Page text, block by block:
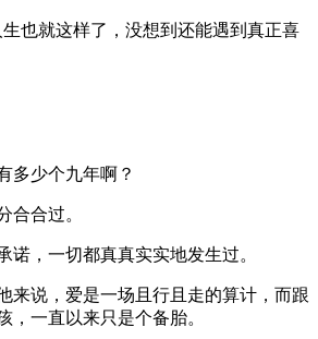
也就这样了，没想到还能遇到真正喜
多少个九年啊？
合合过。
诺，一切都真真实实地发生过。
来说，爱是一场且行且走的算计，而跟
，一直以来只是个备胎。